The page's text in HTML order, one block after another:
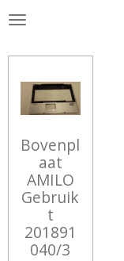
Ga
naar
hoofdinhoud
Bovenpl
aat
AMILO
Gebruik
t
201891
040/3